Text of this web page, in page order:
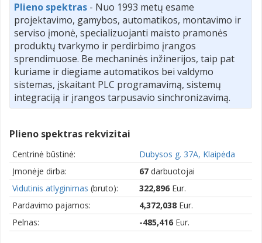
Plieno spektras - Nuo 1993 metų esame
projektavimo, gamybos, automatikos, montavimo ir
serviso įmonė, specializuojanti maisto pramonės
produktų tvarkymo ir perdirbimo įrangos
sprendimuose. Be mechaninės inžinerijos, taip pat
kuriame ir diegiame automatikos bei valdymo
sistemas, įskaitant PLC programavimą, sistemų
integraciją ir įrangos tarpusavio sinchronizavimą.
Plieno spektras rekvizitai
Centrinė būstinė:
Dubysos g. 37A, Klaipėda
Įmonėje dirba:
67 darbuotojai
Vidutinis atlyginimas (bruto): 322,896 Eur.
Pardavimo pajamos:
4,372,038 Eur.
Pelnas:
-485,416 Eur.